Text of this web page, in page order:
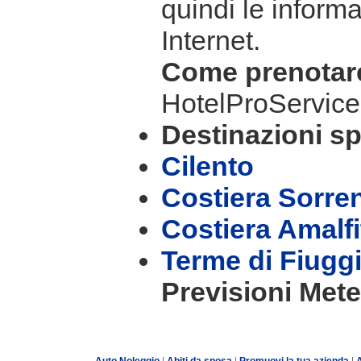
quindi le
Internet.
Come
Destinazioni
Cilento
Costiera
Costiera
Terme di Fiuggi
Previsioni